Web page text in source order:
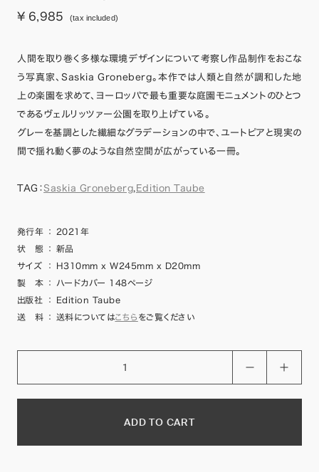
¥ 6,985 (tax included)
人間を取り巻く多様な環境デザインについて考察し作品制作をおこな
う写真家、Saskia Groneberg。本作では人類と自然が調和した地
上の楽園を求めて、ヨーロッパで最も重要な庭園モニュメントのひとつ
であるヴェルリッツァー公園を取り上げている。
グレーを基調とした繊細なグラデーションの中で、ユートピアと現実の
間で揺れ動く夢のような自然空間が広がっている一冊。
TAG：Saskia Groneberg, Edition Taube
発行年 ：
2021年
状 態
：
新品
サイズ
：
H310mm x W245mm x D20mm
製 本
：
ハードカバー 148ページ
出版社
：
Edition Taube
送 料
： 送料についてはこちら をご覧ください
ADD TO CART